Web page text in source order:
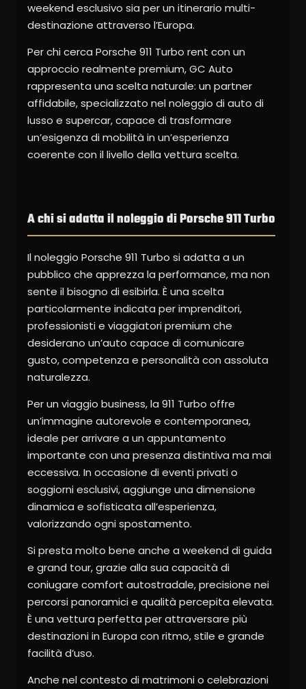
weekend esclusivo sia per un itinerario multi-
destinazione attraverso l’Europa.
Per chi cerca Porsche 911 Turbo rent con un
approccio realmente premium, GC Auto
rappresenta una scelta naturale: un partner
affidabile, specializzato nel noleggio di auto di
lusso e supercar, capace di trasformare
un’esigenza di mobilità in un’esperienza
coerente con il livello della vettura scelta.
A chi si adatta il noleggio di Porsche 911 Turbo
Il noleggio Porsche 911 Turbo si adatta a un
pubblico che apprezza la performance, ma non
sente il bisogno di esibirla. È una scelta
particolarmente indicata per imprenditori,
professionisti e viaggiatori premium che
desiderano un’auto capace di comunicare
gusto, competenza e personalità con assoluta
naturalezza.
Per un viaggio business, la 911 Turbo offre
un’immagine autorevole e contemporanea,
ideale per arrivare a un appuntamento
importante con una presenza distintiva ma mai
eccessiva. In occasione di eventi privati o
soggiorni esclusivi, aggiunge una dimensione
dinamica e sofisticata all’esperienza,
valorizzando ogni spostamento.
Si presta molto bene anche a weekend di guida
e grand tour, grazie alla sua capacità di
coniugare comfort autostradale, precisione nei
percorsi panoramici e qualità percepita elevata.
È una vettura perfetta per attraversare più
destinazioni in Europa con ritmo, stile e grande
facilità d’uso.
Anche nel contesto di matrimoni o celebrazioni